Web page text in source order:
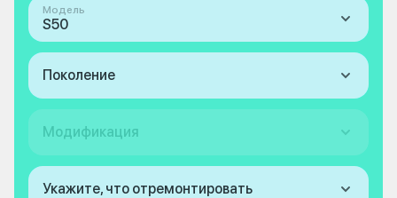
Модель
S50
Поколение
Модификация
Укажите, что отремонтировать